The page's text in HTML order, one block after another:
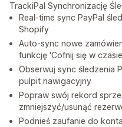
TrackiPal Synchronizację
Real-time sync PayPal
Shopify
Auto-sync nowe
funkcję 'Cofnij się w
Obserwuj sync śledzenia
pulpit nawigacyjny
Popraw swój rekord
zmniejszyć/usunąć
Podnieś zaufanie do